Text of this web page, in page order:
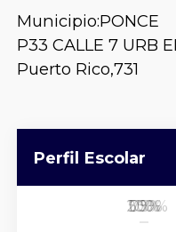
Municipio:PONCE
P33 CALLE 7 URB
Puerto Rico,731
Perfil Escolar
0%
25%
50%
75%
100%